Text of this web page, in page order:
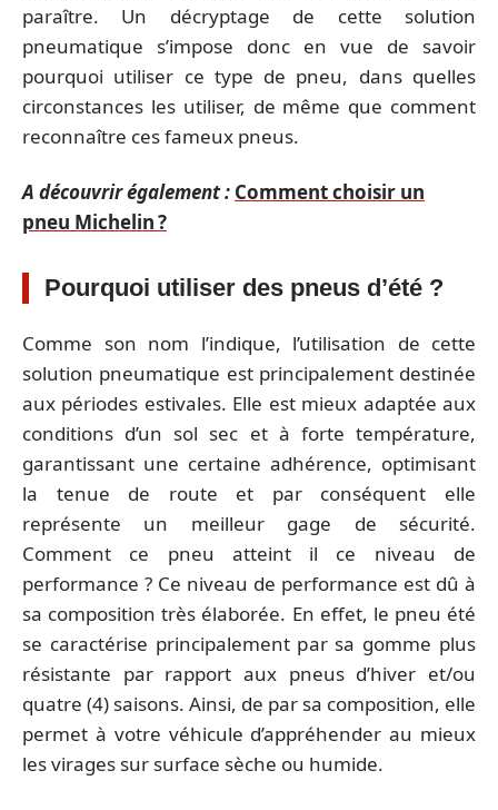
paraître. Un décryptage de cette solution
pneumatique s’impose donc en vue de savoir
pourquoi utiliser ce type de pneu, dans quelles
circonstances les utiliser, de même que comment
reconnaître ces fameux pneus.
A découvrir également : Comment choisir un
pneu Michelin ?
Pourquoi utiliser des pneus d’été ?
Comme son nom l’indique, l’utilisation de cette
solution pneumatique est principalement destinée
aux périodes estivales. Elle est mieux adaptée aux
conditions d’un sol sec et à forte température,
garantissant une certaine adhérence, optimisant
la tenue de route et par conséquent elle
représente un meilleur gage de sécurité.
Comment ce pneu atteint il ce niveau de
performance ? Ce niveau de performance est dû à
sa composition très élaborée. En effet, le pneu été
se caractérise principalement par sa gomme plus
résistante par rapport aux pneus d’hiver et/ou
quatre (4) saisons. Ainsi, de par sa composition, elle
permet à votre véhicule d’appréhender au mieux
les virages sur surface sèche ou humide.